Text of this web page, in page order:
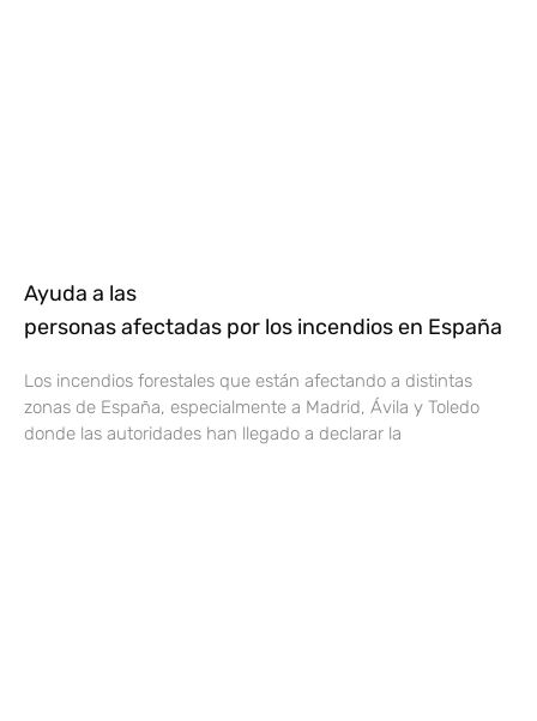
Ayuda a las
personas afectadas por los incendios en España
Los incendios forestales que están afectando a distintas
zonas de España, especialmente a Madrid, Ávila y Toledo
donde las autoridades han llegado a declarar la